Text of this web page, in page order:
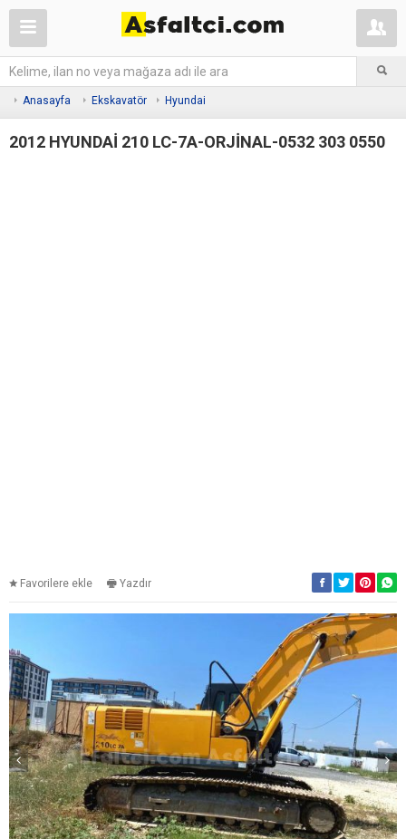
Anasayfa Ekskavatör Hyundai
2012 HYUNDAİ 210 LC-7A-ORJİNAL-0532 303 0550
Favorilere ekle Yazdır